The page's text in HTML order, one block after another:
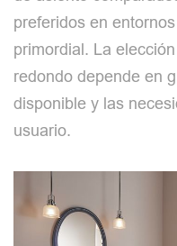
preferidos en
primordial. La
redondo depende en
disponible y las
usuario.